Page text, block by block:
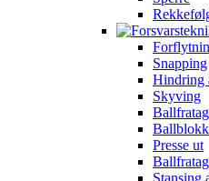
Snapping
Hindring
Skyving
Presse ut
Stansing